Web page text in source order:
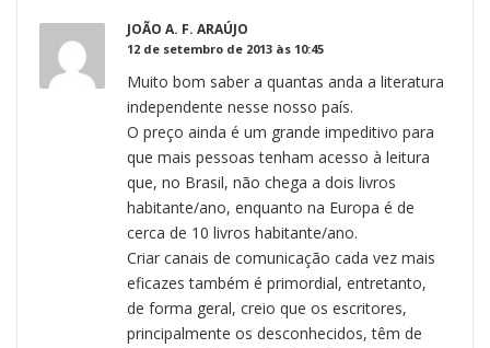
JOÃO A. F. ARAÚJO
12 de setembro de 2013 às 10:45
Muito bom saber a quantas anda a literatura
independente nesse nosso país.
O preço ainda é um grande impeditivo para
que mais pessoas tenham acesso à leitura
que, no Brasil, não chega a dois livros
habitante/ano, enquanto na Europa é de
cerca de 10 livros habitante/ano.
Criar canais de comunicação cada vez mais
eficazes também é primordial, entretanto,
de forma geral, creio que os escritores,
principalmente os desconhecidos, têm de